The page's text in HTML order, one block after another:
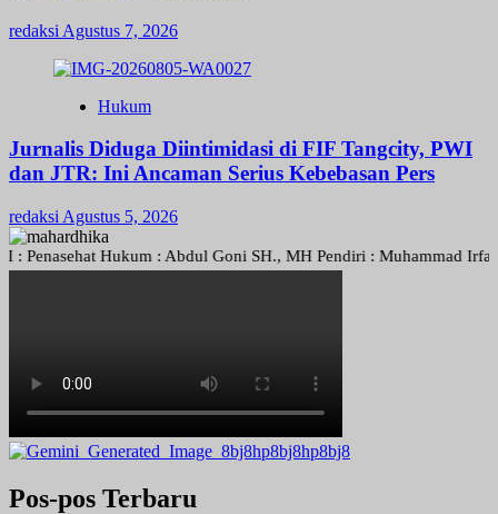
redaksi Agustus 7, 2026
Hukum
Jurnalis Diduga Diintimidasi di FIF Tangcity, PWI
dan JTR: Ini Ancaman Serius Kebebasan Pers
redaksi Agustus 5, 2026
Hukum : Abdul Goni SH., MH Pendiri : Muhammad
Pos-pos Terbaru